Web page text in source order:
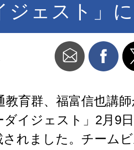
ジェスト」
教育群、福富信也講
ダイジェスト」2月9
されました。チーム